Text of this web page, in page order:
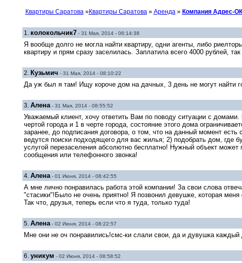
Квартиры Саратова»Квартиры Саратова» Аренда» Компания Адрес-ОК
1. колокольчик7- 31 Мая, 2014 - 06:14:38
Я вообще долго не могла найти квартиру, одни агенты, либо
квартиру и прям сразу заселилась. Заплатила всего 4000 рублей,
2. Кузьмич - 31 Мая, 2014 - 08:10:22
Да уж был я там! Ищу короче дом на дачных, 3 день не могут найти
3. Алена- 31 Мая, 2014 - 08:55:52
Уважаемый клиент, хочу ответить Вам по поводу ситуации с
чертой города и 1 в черте города, состояние этого дома
заранее, до подписания договора, о том, что на данный момент
ведутся поиски подходящего для вас жилья; 2) подобрать дом, где
услугой перезаселения абсолютно бесплатно! Нужный объект
сообщения или телефонного звонка!
4. Алена- 01 Июня, 2014 - 08:42:55
А мне лично понравилась работа этой компании! За свои слова
"стасики"!Было не очень приятно! Я позвонил девушке, которая
Так что, друзья, теперь если что я туда, только туда!
5. Алена- 02 Июня, 2014 - 08:22:57
Мне они не оч понравились!смс-ки слали свои, да и дувушка
6. уникум - 02 Июня, 2014 - 08:58:52